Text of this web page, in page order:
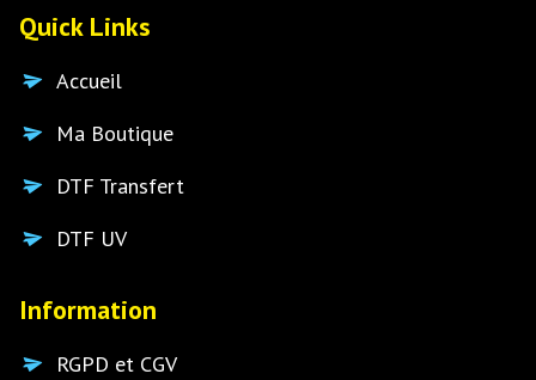
Quick Links
Accueil
Ma Boutique
DTF Transfert
DTF UV
Information
RGPD et CGV